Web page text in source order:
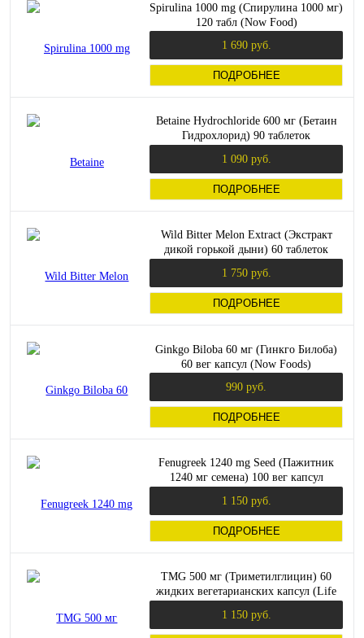
Spirulina 1000 mg (Спирулина 1000 мг)
120 табл (Now Food)
1 690 руб.
ПОДРОБНЕЕ
Betaine Hydrochloride 600 мг (Бетаин
Гидрохлорид) 90 таблеток
1 090 руб.
ПОДРОБНЕЕ
Wild Bitter Melon Extract (Экстракт
дикой горькой дыни) 60 таблеток
1 750 руб.
ПОДРОБНЕЕ
Ginkgo Biloba 60 мг (Гинкго Билоба)
60 вег капсул (Now Foods)
990 руб.
ПОДРОБНЕЕ
Fenugreek 1240 mg Seed (Пажитник
1240 мг семена) 100 вег капсул
1 150 руб.
ПОДРОБНЕЕ
TMG 500 мг (Триметилглицин) 60
жидких вегетарианских капсул (Life
1 150 руб.